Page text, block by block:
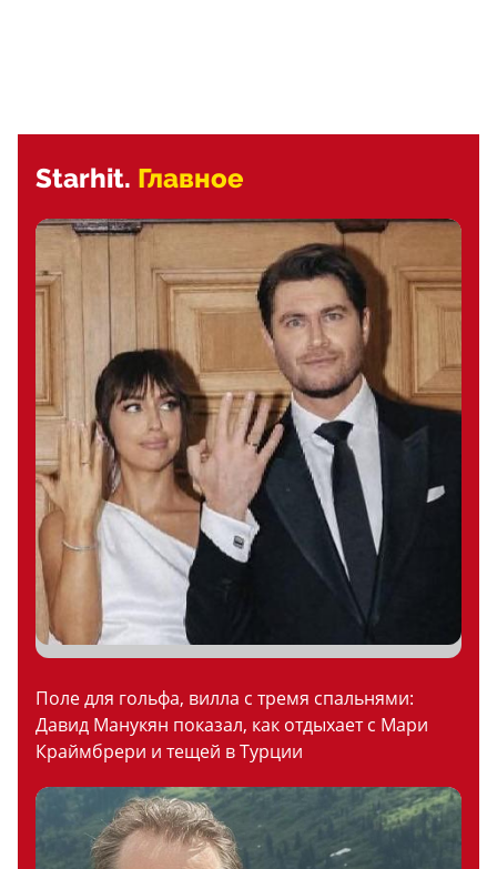
Starhit. Главное
Поле для гольфа, вилла с тремя спальнями:
Давид Манукян показал, как отдыхает с Мари
Краймбрери и тещей в Турции